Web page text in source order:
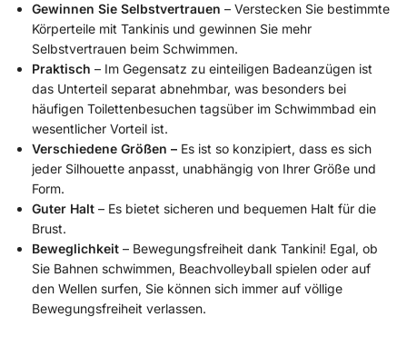
Gewinnen Sie Selbstvertrauen – Verstecken Sie bestimmte
Körperteile mit Tankinis und gewinnen Sie mehr
Selbstvertrauen beim Schwimmen.
Praktisch – Im Gegensatz zu einteiligen Badeanzügen ist
das Unterteil separat abnehmbar, was besonders bei
häufigen Toilettenbesuchen tagsüber im Schwimmbad ein
wesentlicher Vorteil ist.
Verschiedene Größen – Es ist so konzipiert, dass es sich
jeder Silhouette anpasst, unabhängig von Ihrer Größe und
Form.
Guter Halt – Es bietet sicheren und bequemen Halt für die
Brust.
Beweglichkeit – Bewegungsfreiheit dank Tankini! Egal, ob
Sie Bahnen schwimmen, Beachvolleyball spielen oder auf
den Wellen surfen, Sie können sich immer auf völlige
Bewegungsfreiheit verlassen.